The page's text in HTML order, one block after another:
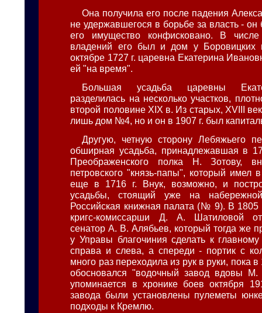
Она получила его после падения
не удержавшегося в борьбе за власть -
его имущество конфисковано. В числе
владений его был и дом у Боровицких
октябре 1727 г. царевна Екатерина
ей "на время".
Большая усадьба царевны
разделилась на несколько участков,
второй половине XIX в. Из старых, XVIII
лишь дом №4, но и он в 1907 г. был
Другую, четную сторону Лебяжьего
обширная усадьба, принадлежавшая в
Преображенского полка Н. Зотову,
петровского "князь-папы", который имел
еще в 1716 г. Внук, возможно, и
усадьбы, стоящий уже на
Российская книжная палата (№ 9). В 1805
кригс-комиссарши Д. А. Шатиловой
сенатор А. В. Алябьев, который тогда же
у Управы благочиния сделать к
справа и слева, а спереди - портик с
много раз переходила из рук в руки, пока в
обосновался "водочный завод вдовы
упоминается в хронике боев октября
завода были установлены пулеметы
подходы к Кремлю.